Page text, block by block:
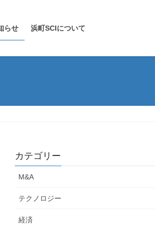
らせ 浜町SCIについて
カテゴリー
M&A
テクノロジー
経済